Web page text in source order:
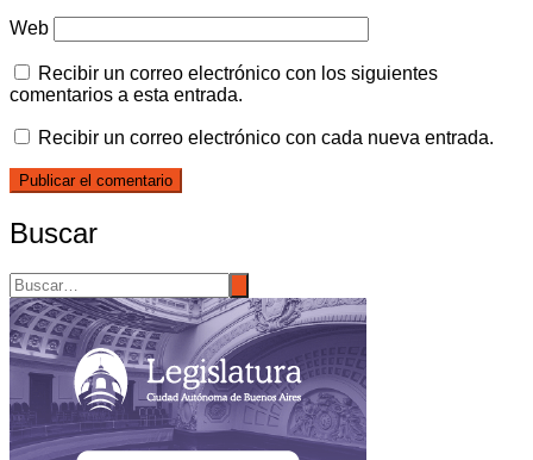
Web
Recibir un correo electrónico con los siguientes
comentarios a esta entrada.
Recibir un correo electrónico con cada nueva entrada.
Buscar